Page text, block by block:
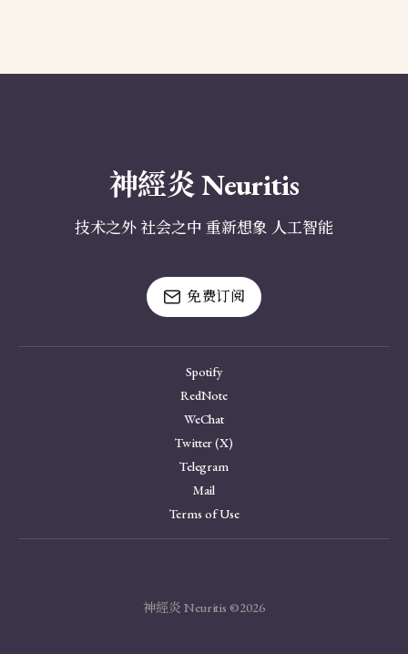
神經炎 Neuritis
技术之外 社会之中 重新想象 人工智能
免费订阅
Spotify
RedNote
WeChat
Twitter (X)
Telegram
Mail
Terms of Use
神經炎 Neuritis ©2026